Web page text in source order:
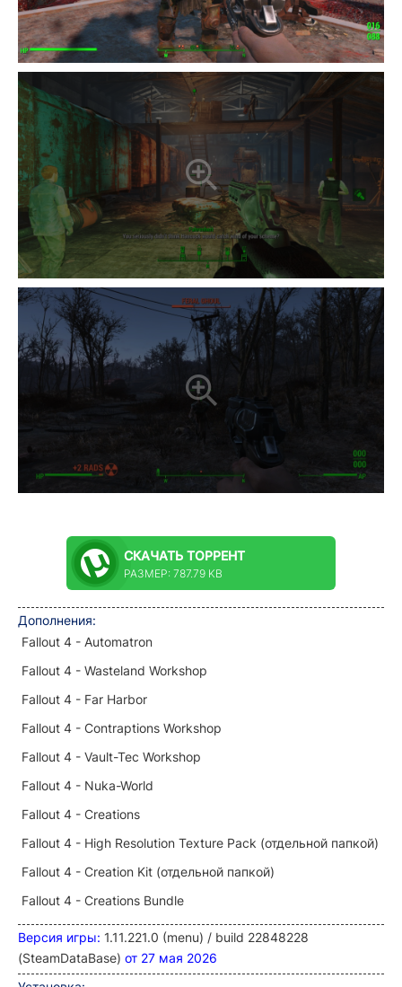
СКАЧАТЬ ТОРРЕНТ
РАЗМЕР: 787.79 KB
Дополнения:
Fallout 4 - Automatron
Fallout 4 - Wasteland Workshop
Fallout 4 - Far Harbor
Fallout 4 - Contraptions Workshop
Fallout 4 - Vault-Tec Workshop
Fallout 4 - Nuka-World
Fallout 4 - Creations
Fallout 4 - High Resolution Texture Pack (отдельной папкой)
Fallout 4 - Creation Kit (отдельной папкой)
Fallout 4 - Creations Bundle
Версия игры: 1.11.221.0 (menu) / build 22848228
(SteamDataBase) от 27 мая 2026